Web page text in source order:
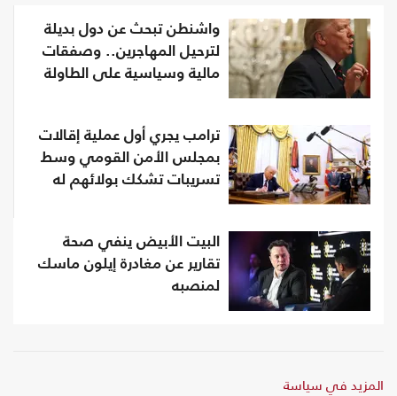
واشنطن تبحث عن دول بديلة
لترحيل المهاجرين.. وصفقات
مالية وسياسية على الطاولة
ترامب يجري أول عملية إقالات
بمجلس الأمن القومي وسط
تسريبات تشكك بولائهم له
البيت الأبيض ينفي صحة
تقارير عن مغادرة إيلون ماسك
لمنصبه
المزيد في سياسة